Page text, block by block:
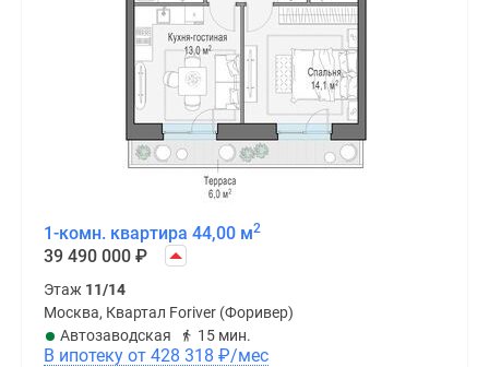
1-комн. квартира 44,00 м2
39 490 000 ₽
Этаж 11/14
Москва, Квартал Foriver (Форивер)
Автозаводская
15 мин.
В ипотеку от 428 318 ₽/мес